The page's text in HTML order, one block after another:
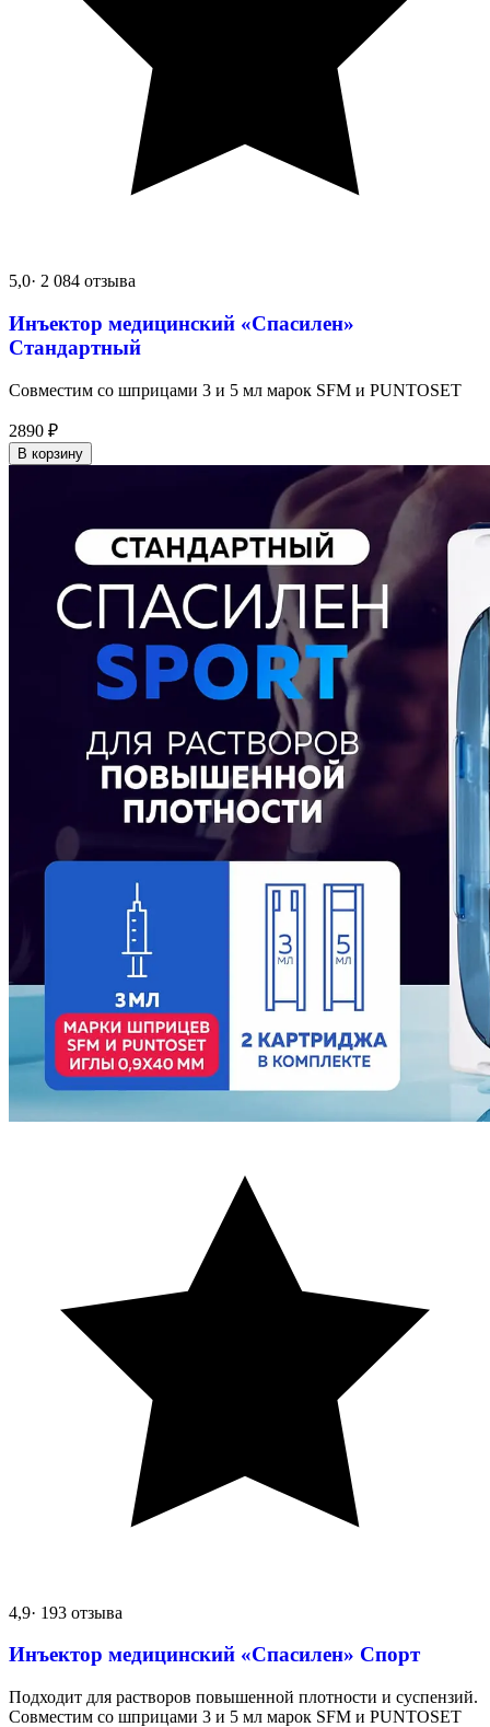
5,0· 2 084 отзыва
Инъектор медицинский «Спасилен»
Стандартный
Совместим со шприцами 3 и 5 мл марок SFM и PUNTOSET
2890 ₽
В корзину
4,9· 193 отзыва
Инъектор медицинский «Спасилен» Спорт
Подходит для растворов повышенной плотности и суспензий.
Совместим со шприцами 3 и 5 мл марок SFM и PUNTOSET